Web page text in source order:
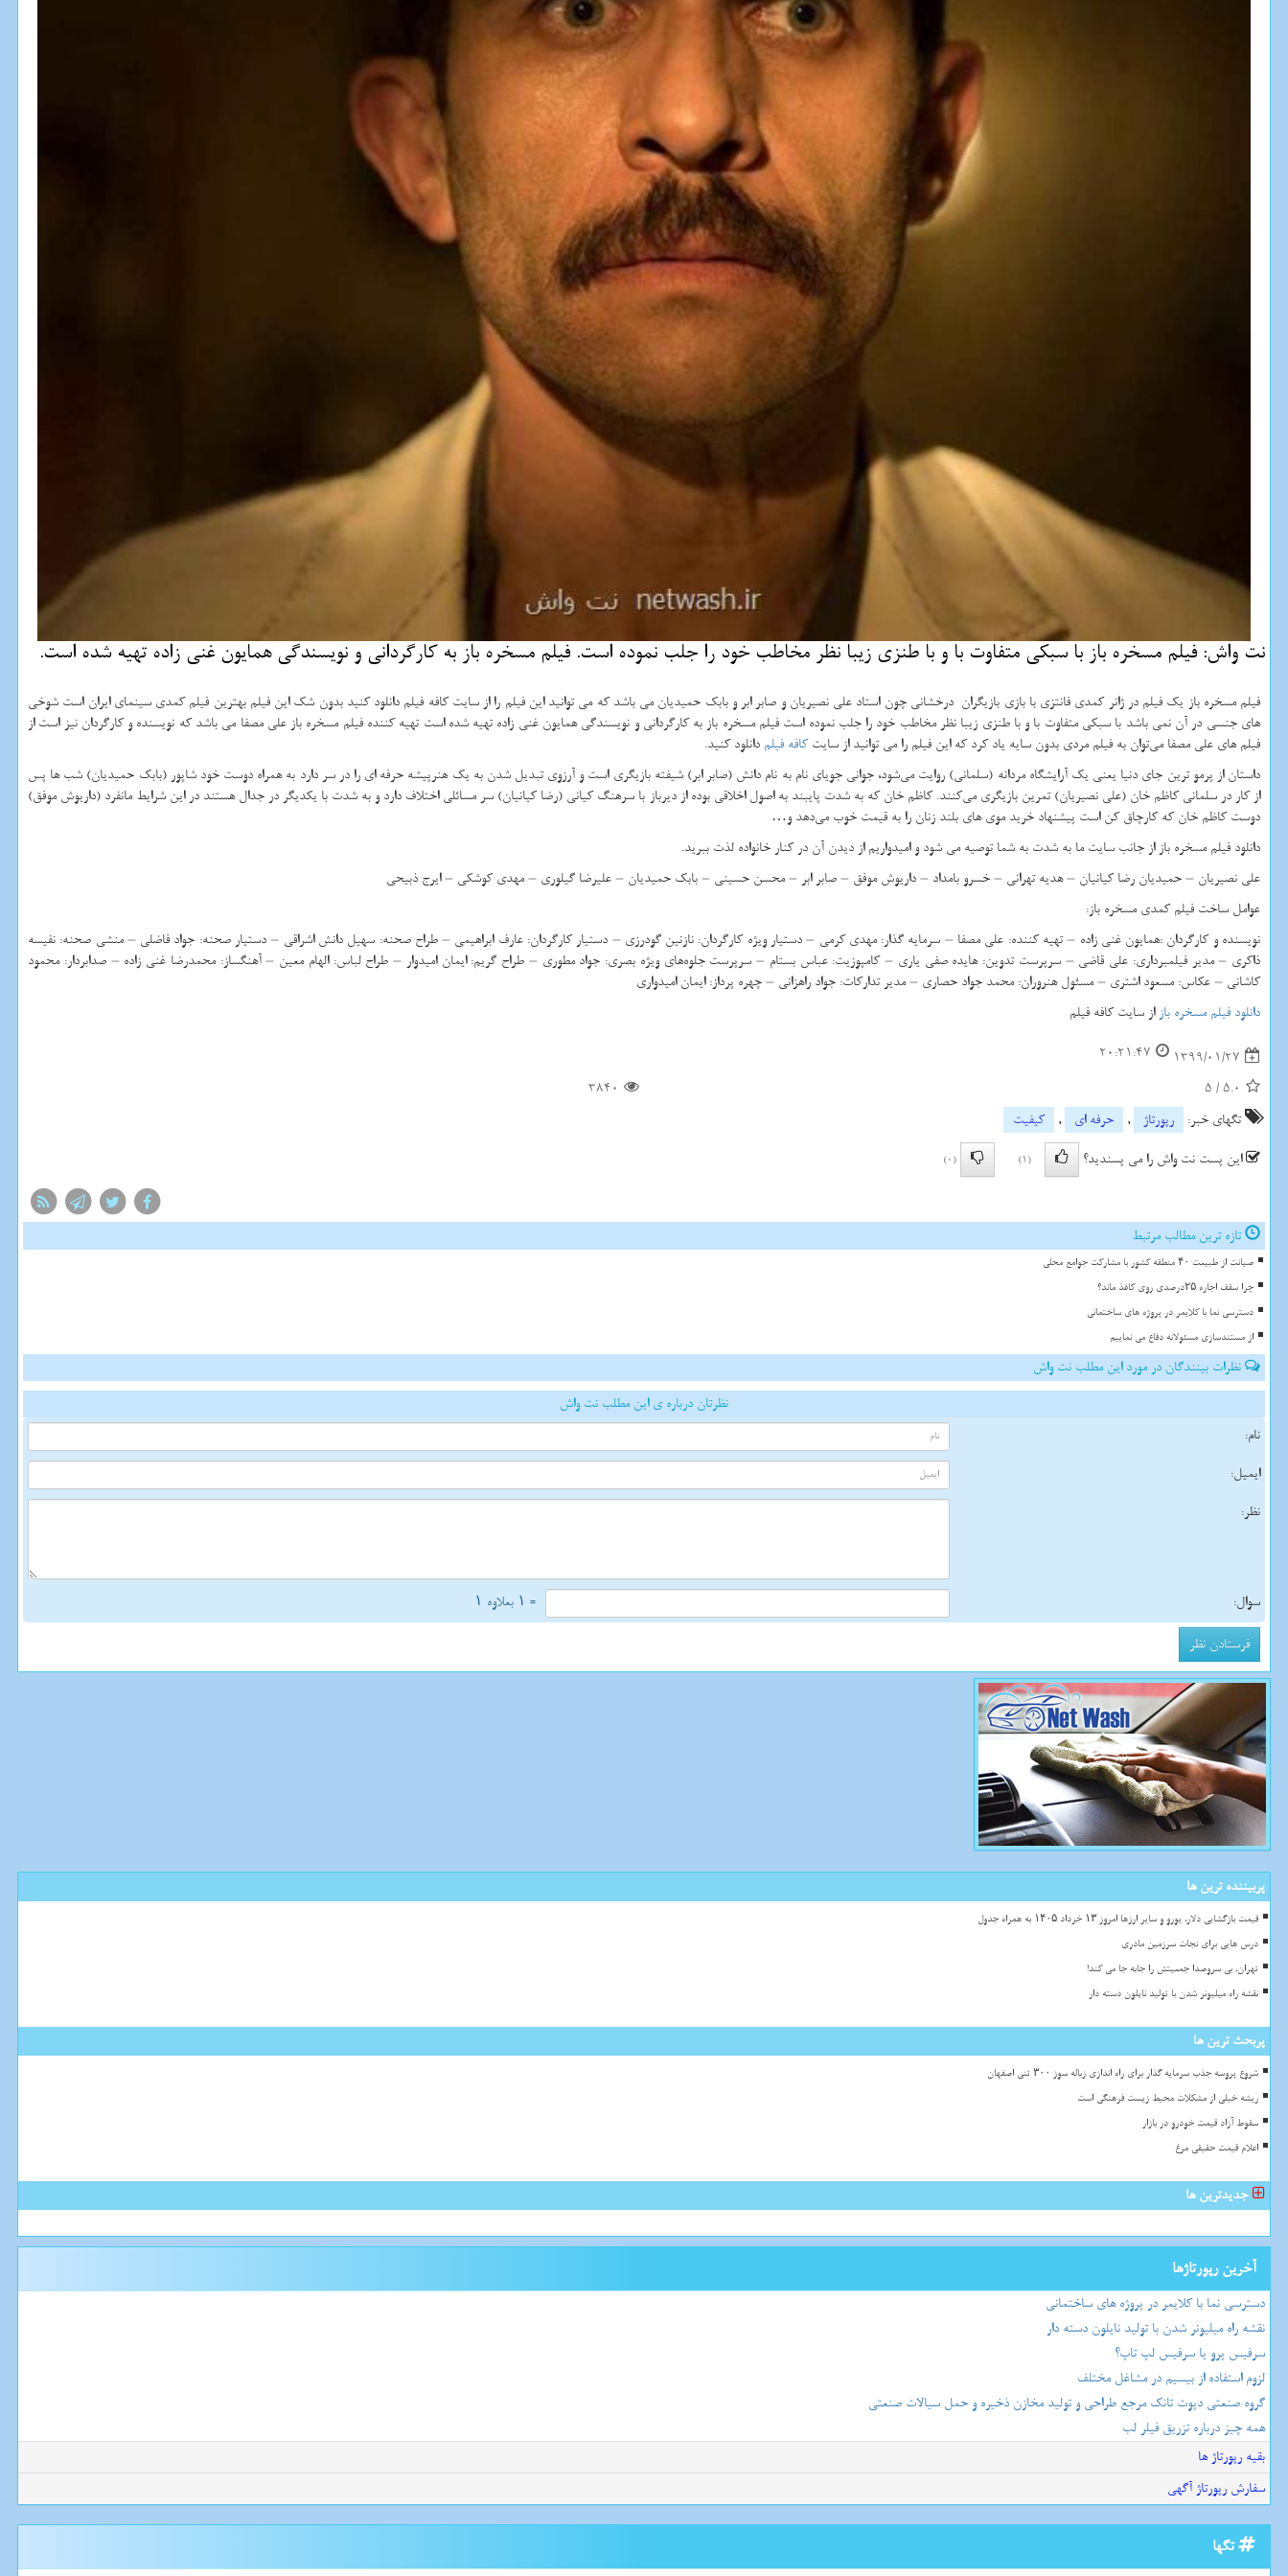
نت واش: فیلم مسخره باز با سبكی متفاوت با و با طنزی زیبا نظر مخاطب خود را جلب نموده است. فیلم مسخره باز به كارگردانی و نویسندگی همایون غنی زاده تهیه شده است.
فیلم مسخره باز یک فیلم در ژانر کمدی فانتزی با بازی بازیگران درخشانی چون استاد علی نصیریان و صابر ابر و بابک حمیدیان می باشد که می توانید این فیلم را از سایت کافه فیلم دانلود کنید بدون شک این فیلم بهترین فیلم کمدی سینمای ایران است شوخی
های جنسی در آن نمی باشد با سبکی متفاوت با و با طنزی زیبا نظر مخاطب خود را جلب نموده است فیلم مسخره باز به کارگردانی و نویسندگی همایون غنی زاده تهیه شده است تهیه کننده فیلم مسخره باز علی مصفا می باشد که نویسنده و کارگردان نیز است از
فیلم های علی مصفا می‌توان به فیلم مردی بدون سایه یاد کرد که این فیلم را می توانید از سایتکافه فیلم دانلود کنید.
داستان از پرمو ترین جای دنیا یعنی یک آرایشگاه مردانه (سلمانی) روایت می‌شود، جوانی جویای نام به نام دانش (صابر ابر) شیفته بازیگری است و آرزوی تبدیل شدن به یک هنرپیشه حرفه ای را در سر دارد به همراه دوست خود شاپور (بابک حمیدیان) شب ها پس
از کار در سلمانی کاظم خان (علی نصیریان) تمرین بازیگری می‌کنند. کاظم خان که به شدت پایبند به اصول اخلاقی بوده از دیرباز با سرهنگ کیانی (رضا کیانیان) سر مسائلی اختلاف دارد و به شدت با یکدیگر در جدال هستند در این شرایط مانفرد (داریوش موفق)
دوست کاظم خان که کارچاق کن است پیشنهاد خرید موی های بلند زنان را به قیمت خوب می‌دهد و…
دانلود فیلم مسخره باز از جانب سایت ما به شدت به شما توصیه می شود و امیدواریم از دیدن آن در کنار خانواده لذت ببرید.
علی نصیریان – حمیدیان رضا کیانیان – هدیه تهرانی – خسرو بامداد – داریوش موفق – صابر ابر – محسن حسینی – بابک حمیدیان – علیرضا گیلوری – مهدی کوشکی – ایرج ذبیحی
عوامل ساخت فیلم کمدی مسخره باز:
نویسنده و کارگردان :همایون غنی زاده –تهیه کننده: علی مصفا – سرمایه گذار: مهدی کرمی – دستیار ویژه کارگردان: نازنین گودرزی – دستیار کارگردان: عارف ابراهیمی – طراح صحنه: سهیل دانش اشراقی – دستیار صحنه: جواد فاضلی – منشی صحنه: نفیسه
ذاکری – مدیر فیلمبرداری: علی قاضی – سرپرست تدوین: هایده صفی یاری – کامپوزیت: عباس بستام – سرپرست جلوه‌های ویژه بصری: جواد مطوری – طراح گریم: ایمان امیدوار – طراح لباس: الهام معین – آهنگساز: محمدرضا غنی زاده – صدابردار: محمود
کاشانی – عکاس: مسعود اشتری – مسئول هنروران: محمد جواد حصاری – مدیر تدارکات: جواد راهزانی – چهره پرداز: ایمان امیدواری
دانلود فیلم مسخره بازاز سایت کافه فیلم
1399/01/27
20:21:47
5.0
/
5
3840
تگهای خبر:
رپورتاژ , حرفه ای ,
كیفیت
این پست نت واش را می پسندید؟
(1)
(0)
تازه ترین مطالب مرتبط
صیانت از طبیعت ۴۰ منطقه کشور با مشارکت جوامع محلی
چرا سقف اجاره ۲۵درصدی روی کاغذ ماند؟
دسترسی نما با کلایمر در پروژه های ساختمانی
از مستندسازی مسئولانه دفاع می نماییم
نظرات بینندگان در مورد این مطلب نت واش
نظرتان درباره ی این مطلب نت واش
نام:
ایمیل:
نظر:
سوال: = ۱ بعلاوه ۱
پربیننده ترین ها
قیمت بازگشایی دلار، یورو و سایر ارزها امروز ۱۳ خرداد ۱۴۰۵ به همراه جدول
درس هایی برای نجات سرزمین مادری
تهران، بی سروصدا جمعیتش را جابه جا می کند!
نقشه راه میلیونر شدن با تولید نایلون دسته دار
پربحث ترین ها
شروع پروسه جذب سرمایه گذار برای راه اندازی زباله سوز ۳۰۰ تنی اصفهان
ریشه خیلی از مشکلات محیط زیست فرهنگی است
سقوط آزاد قیمت خودرو در بازار
اعلام قیمت حقیقی مرغ
جدیدترین ها
آخرین رپورتاژها
دسترسی نما با کلایمر در پروژه های ساختمانی
نقشه راه میلیونر شدن با تولید نایلون دسته دار
سرفیس پرو یا سرفیس لپ تاپ؟
لزوم استفاده از بیسیم در مشاغل مختلف
گروه صنعتی دپوت تانک مرجع طراحی و تولید مخازن ذخیره و حمل سیالات صنعتی
همه چیز درباره تزریق فیلر لب
بقیه رپورتاژ ها
سفارش رپورتاژ آگهی
تگها